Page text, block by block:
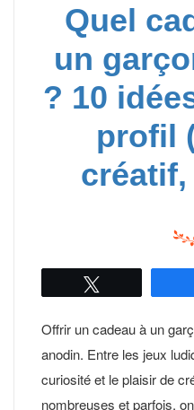
Quel
un
? 10
profil
Offrir un cadeau à un
anodin. Entre les jeux
curiosité et le plaisir de
nombreuses et parfois,